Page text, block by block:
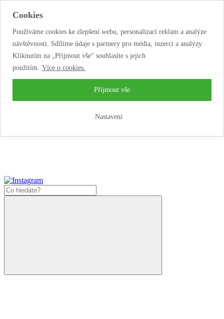
Cookies
Používáme cookies ke zlepšení webu, personalizaci reklam a analýze
návštěvnosti. Sdílíme údaje s partnery pro média, inzerci a analýzy.
Kliknutím na „Přijmout vše“ souhlasíte s jejich
použitím. Více o cookies.
Nastavení
Přijmout vše
...neobyčejná jízda životem!